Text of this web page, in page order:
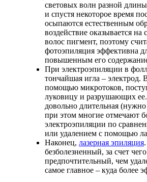
световых волн разной
и спустя некоторое время
осыпаются естественным
воздействие оказывается
волос пигмент, поэтому
фотоэпиляция эффективна
повышенным его
При электроэпиляции в
тончайшая игла – электрод.
помощью микротоков,
луковицу и разрушающих
довольно длительная (нужно
при этом многие отмечают
электроэпиляции по
или удалением с помощью
Наконец, лазерная эпиляция
безболезненный, за счет
предпочтительный, чем
самое главное – куда более